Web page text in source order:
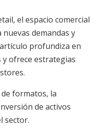
el espacio comercial
demandas y
profundiza en
y ofrece estrategias
formatos, la
de activos
sector.